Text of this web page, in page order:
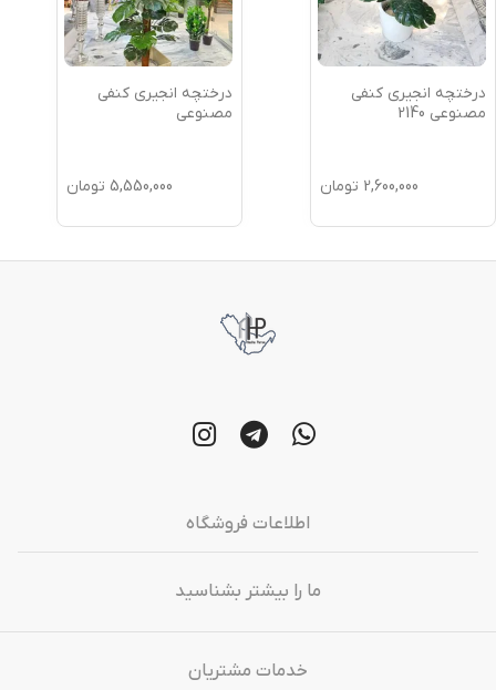
درختچه انجیری کنفی
مصنوعی 2140
2,600,000 تومان
درختچه انجیری کنفی
مصنوعی
5,550,000 تومان
اطلاعات فروشگاه
ما را بیشتر بشناسید
خدمات مشتریان